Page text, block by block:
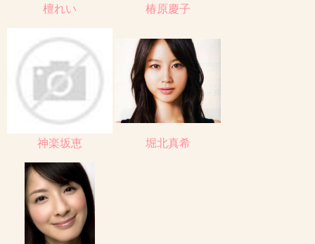
檀れい 椿原慶子
神楽坂恵 堀北真希